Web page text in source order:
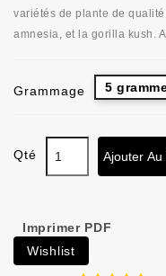
variétés de plante de
amnesia, et la gorilla kush.
Grammage 5
Qté Ajouter Au
Imprimer PDF
Wishlist